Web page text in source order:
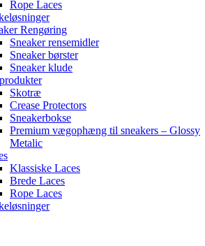
Rope Laces
Rengøring
Sneaker rensemidler
Sneaker børster
Sneaker klude
Skotræ
Crease Protectors
Sneakerbokse
Premium vægophæng til sneakers – Glossy
Metalic
Klassiske Laces
Brede Laces
Rope Laces